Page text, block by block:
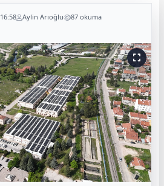
Aylin Arıoğlu 87 okuma